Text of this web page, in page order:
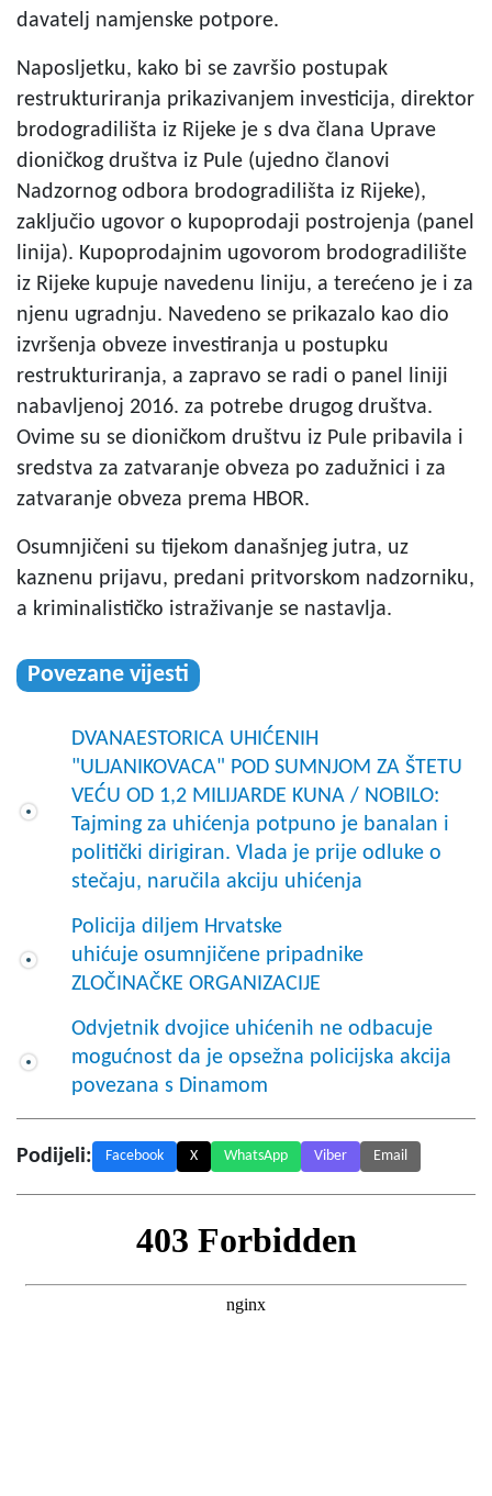
davatelj namjenske potpore.
Naposljetku, kako bi se završio postupak
restrukturiranja prikazivanjem investicija, direktor
brodogradilišta iz Rijeke je s dva člana Uprave
dioničkog društva iz Pule (ujedno članovi
Nadzornog odbora brodogradilišta iz Rijeke),
zaključio ugovor o kupoprodaji postrojenja (panel
linija). Kupoprodajnim ugovorom brodogradilište
iz Rijeke kupuje navedenu liniju, a terećeno je i za
njenu ugradnju. Navedeno se prikazalo kao dio
izvršenja obveze investiranja u postupku
restrukturiranja, a zapravo se radi o panel liniji
nabavljenoj 2016. za potrebe drugog društva.
Ovime su se dioničkom društvu iz Pule pribavila i
sredstva za zatvaranje obveza po zadužnici i za
zatvaranje obveza prema HBOR.
Osumnjičeni su tijekom današnjeg jutra, uz
kaznenu prijavu, predani pritvorskom nadzorniku,
a kriminalističko istraživanje se nastavlja.
Povezane vijesti
DVANAESTORICA UHIĆENIH
"ULJANIKOVACA" POD SUMNJOM ZA ŠTETU
VEĆU OD 1,2 MILIJARDE KUNA / NOBILO:
Tajming za uhićenja potpuno je banalan i
politički dirigiran. Vlada je prije odluke o
stečaju, naručila akciju uhićenja
Policija diljem Hrvatske
uhićuje osumnjičene pripadnike
ZLOČINAČKE ORGANIZACIJE
Odvjetnik dvojice uhićenih ne odbacuje
mogućnost da je opsežna policijska akcija
povezana s Dinamom
Podijeli: Facebook X WhatsApp Viber Email